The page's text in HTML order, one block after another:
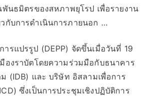
พันธมิตรของสหภาพยุโรป เพื่อรายงาน
กับการดำเนินการภายนอก …
ารแปรรูป (DEPP) จัดขึ้นเมื่อวันที่ 19
องราบัตโดยความร่วมมือกับธนาคาร
(IDB) และ บริษัท อิสลามเพื่อการ
ซึ่งเป็นการประชุมเชิงปฏิบัติการ